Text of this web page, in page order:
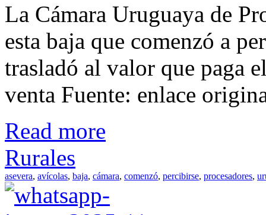
La Cámara Uruguaya de
esta baja que comenzó a
trasladó al valor que paga
venta Fuente: enlace
Read more
Rurales
asevera, avícolas, baja, cámara, comenzó, percibirse, procesadores,